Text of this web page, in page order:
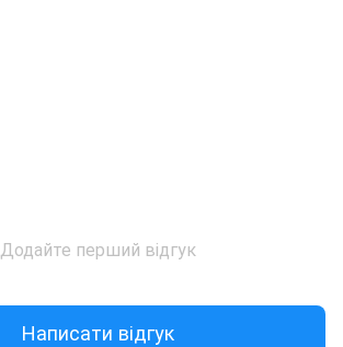
Додайте перший відгук
Написати відгук